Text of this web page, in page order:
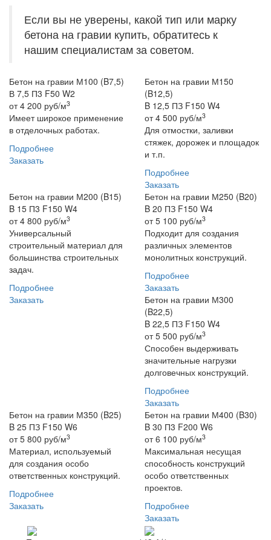
Если вы не уверены, какой тип или марку
бетона на гравии купить, обратитесь к
нашим специалистам за советом.
Бетон на гравии М100 (B7,5)
В 7,5 П3 F50 W2
от4 200 руб/м3
Имеет широкое применение
в отделочных работах.
Подробнее
Заказать
Бетон на гравии М150
(B12,5)
B 12,5 ПЗ F150 W4
от4 500 руб/м3
Для отмостки, заливки
стяжек, дорожек и площадок
и т.п.
Подробнее
Заказать
Бетон на гравии М200 (B15)
B 15 П3 F150 W4
от4 800 руб/м3
Универсальный
строительный материал для
большинства строительных
задач.
Подробнее
Заказать
Бетон на гравии М250 (B20)
B 20 ПЗ F150 W4
от5 100 руб/м3
Подходит для создания
различных элементов
монолитных конструкций.
Подробнее
Заказать
Бетон на гравии М300
(B22,5)
B 22,5 ПЗ F150 W4
от5 500 руб/м3
Способен выдерживать
значительные нагрузки
долговечных конструкций.
Подробнее
Заказать
Бетон на гравии М350 (B25)
B 25 ПЗ F150 W6
от5 800 руб/м3
Материал, используемый
для создания особо
ответственных конструкций.
Подробнее
Заказать
Бетон на гравии М400 (B30)
B 30 П3 F200 W6
от6 100 руб/м3
Максимальная несущая
способность конструкций
особо ответственных
проектов.
Подробнее
Заказать